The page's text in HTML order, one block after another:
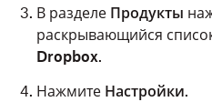
В разделе Продукты
раскрывающийся
Dropbox.
Нажмите Настройки.